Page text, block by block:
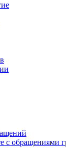
с обращениями